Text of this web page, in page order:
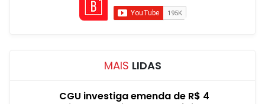
MAIS LIDAS
CGU investiga emenda de R$ 4